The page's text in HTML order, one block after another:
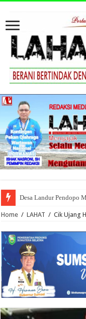
Desa Landur Pendopo
Home / LAHAT / Cik Ujang